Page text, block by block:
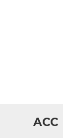
ACC